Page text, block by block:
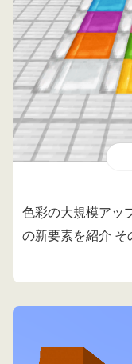
色彩の大規模アッ
の新要素を紹介 そ